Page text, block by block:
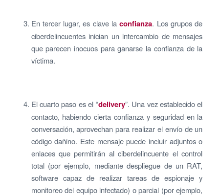
En tercer lugar, es clave laconfianza. Los grupos de
ciberdelincuentes inician un intercambio de mensajes
que parecen inocuos para ganarse la confianza de la
víctima.
El cuarto paso es el “delivery”. Una vez establecido el
contacto, habiendo cierta confianza y seguridad en la
conversación, aprovechan para realizar el envío de un
código dañino. Este mensaje puede incluir adjuntos o
enlaces que permitirán al ciberdelincuente el control
total (por ejemplo, mediante despliegue de un RAT,
software capaz de realizar tareas de espionaje y
monitoreo del equipo infectado) o parcial (por ejemplo,